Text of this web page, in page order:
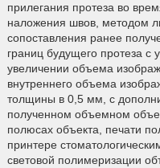
прилегания протеза во
наложения швов, методом
сопоставления ранее
границ будущего протеза с
увеличении объема
внутреннего объема
толщины в 0,5 мм, с
полученном объемном
полюсах объекта, печати
принтере
световой полимеризации